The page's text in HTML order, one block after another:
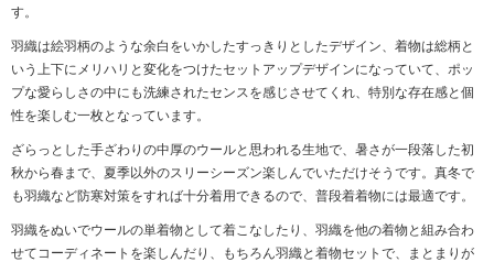
す。
羽織は絵羽柄のような余白をいかしたすっきりとしたデザイン、着物は総柄と
いう上下にメリハリと変化をつけたセットアップデザインになっていて、ポッ
プな愛らしさの中にも洗練されたセンスを感じさせてくれ、特別な存在感と個
性を楽しむ一枚となっています。
ざらっとした手ざわりの中厚のウールと思われる生地で、暑さが一段落した初
秋から春まで、夏季以外のスリーシーズン楽しんでいただけそうです。真冬で
も羽織など防寒対策をすれば十分着用できるので、普段着着物には最適です。
羽織をぬいでウールの単着物として着こなしたり、羽織を他の着物と組み合わ
せてコーディネートを楽しんだり、もちろん羽織と着物セットで、まとまりが